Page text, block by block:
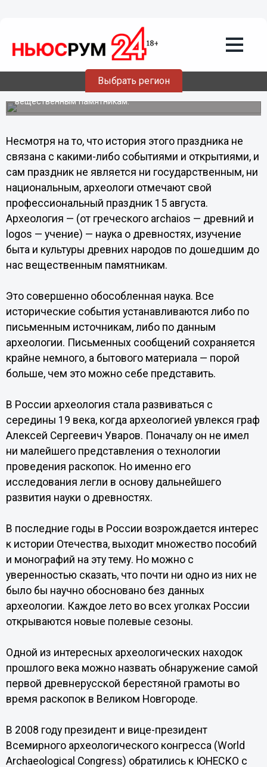
Выбрать регион
День археолога отмечают в России 15
августа
Археология — (от греческого archaios — древний и logos
— учение) — наука о древностях, изучение быта и
культуры древних народов по дошедшим до нас
вещественным памятникам.
Несмотря на то, что история этого праздника не
связана с какими-либо событиями и открытиями, и
сам праздник не является ни государственным, ни
национальным, археологи отмечают свой
профессиональный праздник 15 августа.
Археология — (от греческого archaios — древний и
logos — учение) — наука о древностях, изучение
быта и культуры древних народов по дошедшим до
нас вещественным памятникам.
Это совершенно обособленная наука. Все
исторические события устанавливаются либо по
письменным источникам, либо по данным
археологии. Письменных сообщений сохраняется
крайне немного, а бытового материала — порой
больше, чем это можно себе представить.
В России археология стала развиваться с
середины 19 века, когда археологией увлекся граф
Алексей Сергеевич Уваров. Поначалу он не имел
ни малейшего представления о технологии
проведения раскопок. Но именно его
исследования легли в основу дальнейшего
развития науки о древностях.
В последние годы в России возрождается интерес
к истории Отечества, выходит множество пособий
и монографий на эту тему. Но можно с
уверенностью сказать, что почти ни одно из них не
было бы научно обосновано без данных
археологии. Каждое лето во всех уголках России
открываются новые полевые сезоны.
Одной из интересных археологических находок
прошлого века можно назвать обнаружение самой
первой древнерусской берестяной грамоты во
время раскопок в Великом Новгороде.
В 2008 году президент и вице-президент
Всемирного археологического конгресса (World
Archaeological Congress) обратились к ЮНЕСКО с